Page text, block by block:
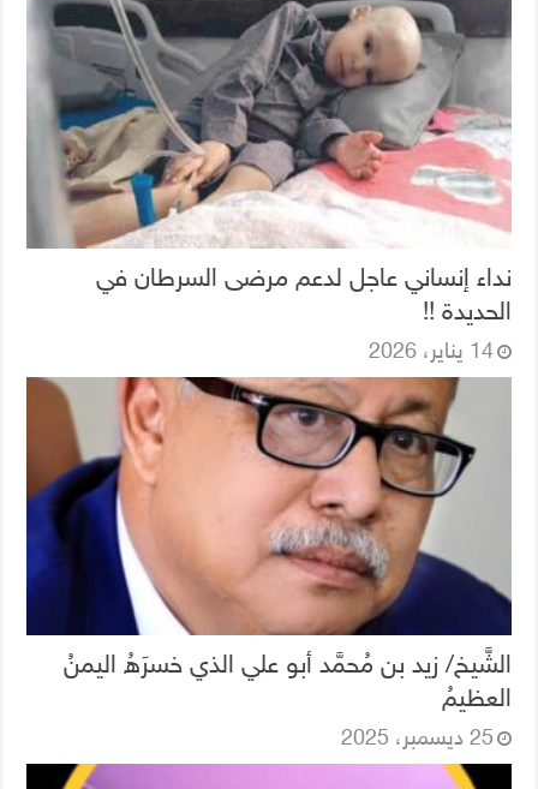
نداء إنساني عاجل لدعم مرضى السرطان في
الحديدة !!
14 يناير، 2026
الشَّيخ/ زيد بن مُحمَّد أبو علي الذي خسرَهُ اليمنُ
العظيمُ
25 ديسمبر، 2025